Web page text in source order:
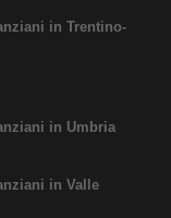
in Trentino-
in Umbria
in Valle